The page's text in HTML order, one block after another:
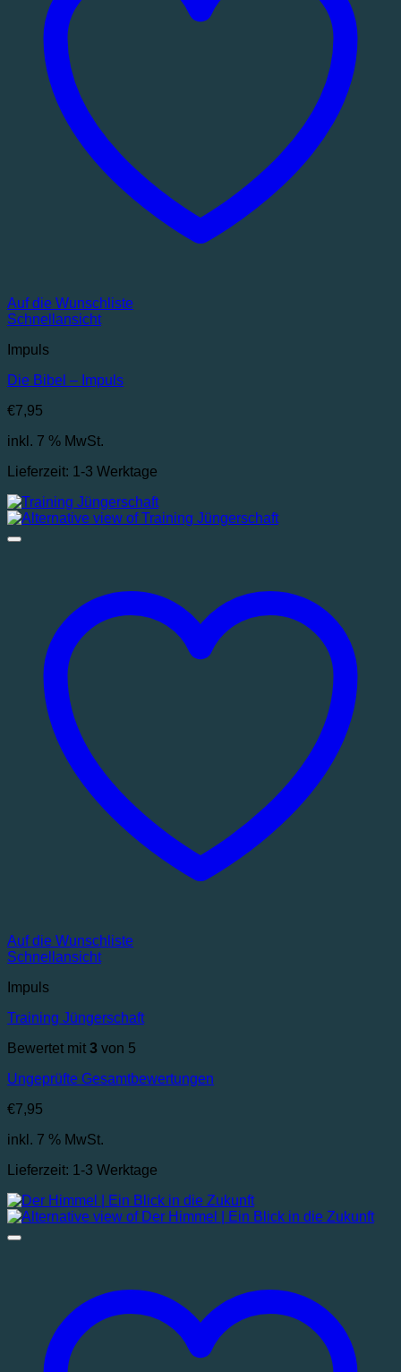
Auf die Wunschliste
Schnellansicht
Impuls
Die Bibel – Impuls
€7,95
inkl. 7 % MwSt.
Lieferzeit: 1-3 Werktage
Auf die Wunschliste
Schnellansicht
Impuls
Training Jüngerschaft
Bewertet mit 3 von 5
Ungeprüfte Gesamtbewertungen
€7,95
inkl. 7 % MwSt.
Lieferzeit: 1-3 Werktage